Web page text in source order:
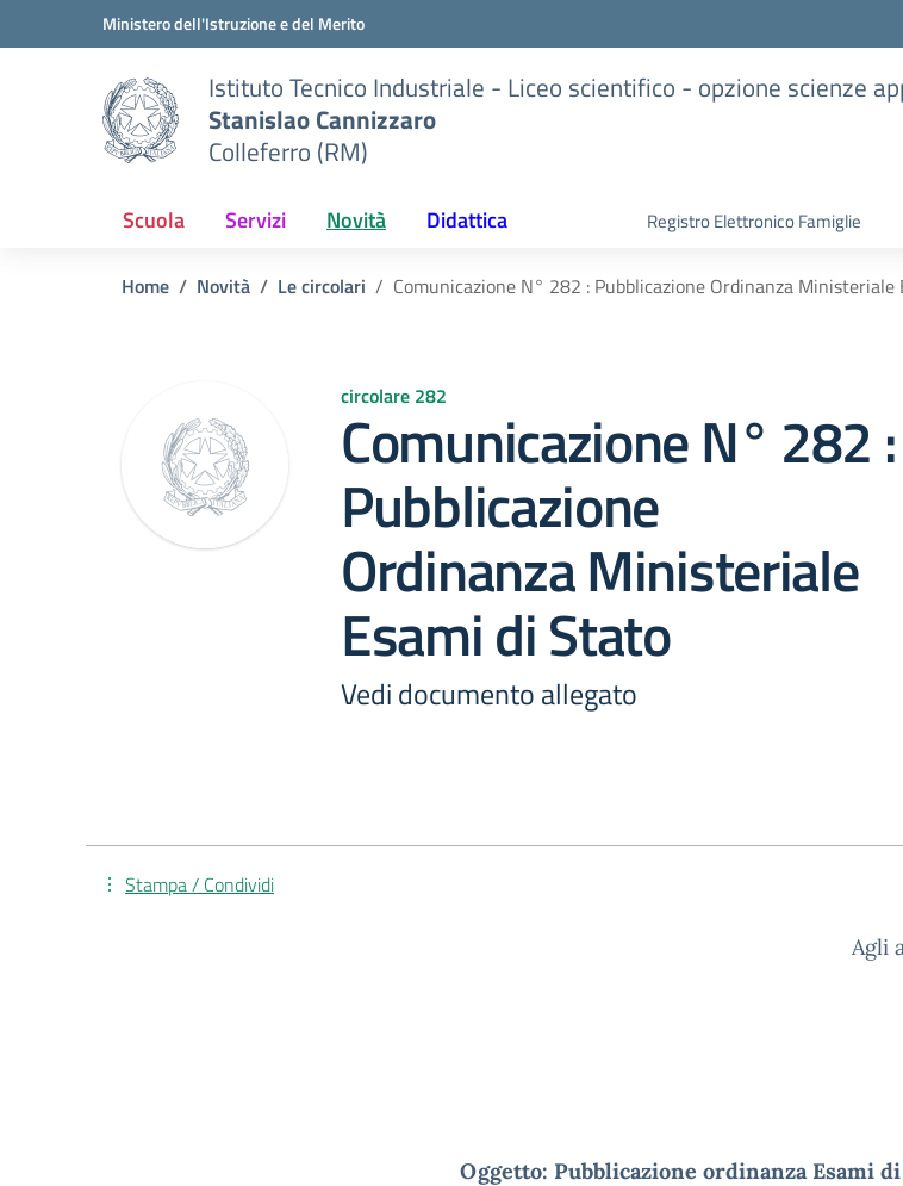
Vai ai contenuti
Vai al menu di navigazioneMinistero dell'Istruzione e del Merito
Istituto Tecnico Industriale - Liceo scientifico - opzione scienze
Stanislao Cannizzaro
Colleferro (RM)
Scuola Servizi Novità Didattica Registro Elettronico Famiglie
Home Novità Le circolari Comunicazione N° 282 : Pubblicazione Ordinanza Ministeriale
circolare 282
Comunicazione N° 282 :
Pubblicazione
Ordinanza Ministeriale
Esami di Stato
Vedi documento allegato
Agli
Oggetto: Pubblicazione ordinanza Esami
Stampa / Condividi